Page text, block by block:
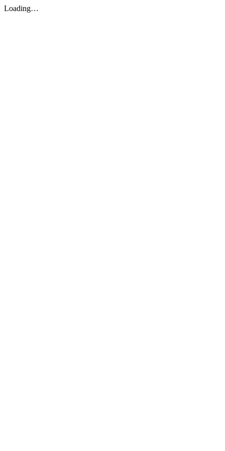
Loading…